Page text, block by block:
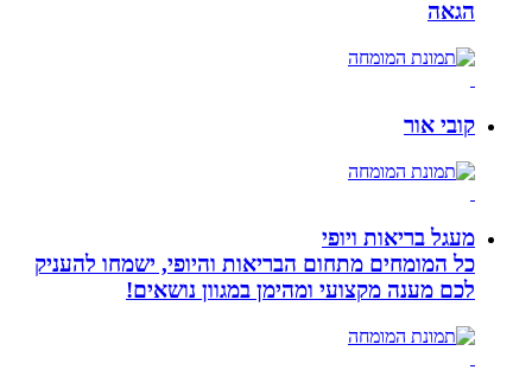
קובי אור
מעגל בריאות ויופי
כל המומחים מתחום הבריאות והיופי, ישמחו להעניק
לכם מענה מקצועי ומהימן במגוון נושאים!